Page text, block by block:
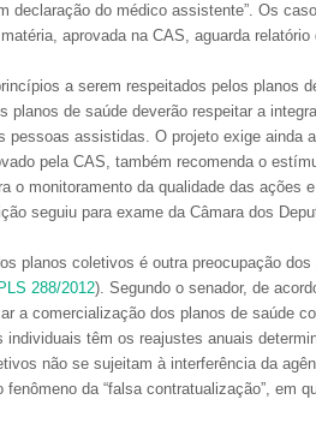
declaração do médico assistente”. Os
aprovada na CAS, aguarda
a serem respeitados pelos planos
planos de saúde deverão respeitar a
pessoas assistidas. O projeto exige ainda
pela CAS, também recomenda o
o monitoramento da qualidade das
seguiu para exame da Câmara dos
planos coletivos é outra preocupação
PLS 288/2012). Segundo o senador, de
a comercialização dos planos de saúde
individuais têm os reajustes anuais
não se sujeitam à interferência da
fenômeno da “falsa contratualização”, em